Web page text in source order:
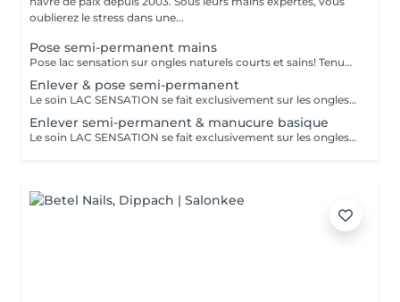
oublierez le stress dans une...
Pose semi-permanent mains
Pose lac sensation sur ongles naturels courts et sains! Tenue 2 à 3 semaines
Enlever & pose semi-permanent
Le soin LAC SENSATION se fait exclusivement sur les ongles naturels des mains.
Enlever semi-permanent & manucure basique
Le soin LAC SENSATION se fait exclusivement sur les ongles naturels des mains.